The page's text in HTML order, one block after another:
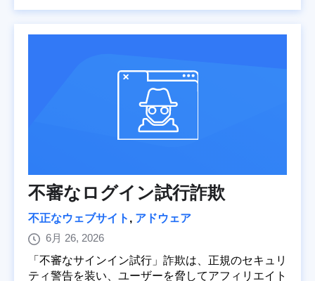
不審なログイン試行詐欺
不正なウェブサイト , アドウェア
6月 26, 2026
「不審なサインイン試行」詐欺は、正規のセキュリ
ティ警告を装い、ユーザーを脅してアフィリエイト